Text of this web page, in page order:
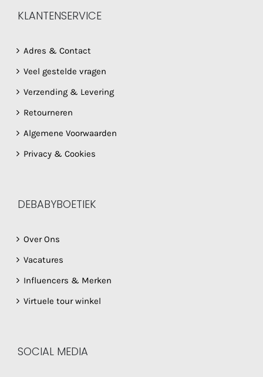
KLANTENSERVICE
Adres & Contact
Veel gestelde vragen
Verzending & Levering
Retourneren
Algemene Voorwaarden
Privacy & Cookies
DEBABYBOETIEK
Over Ons
Vacatures
Influencers & Merken
Virtuele tour winkel
SOCIAL MEDIA